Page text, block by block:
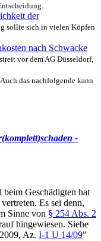
der
sollte sich in vielen Köpfen
nach Schwacke
vor dem AG Düsseldorf,
Auch das nachfolgende kann
-
Geschädigten hat
Es sei denn,
Sinne von § 254 Abs. 2
hingewiesen. Siehe
Az. I-1 U 14/09"